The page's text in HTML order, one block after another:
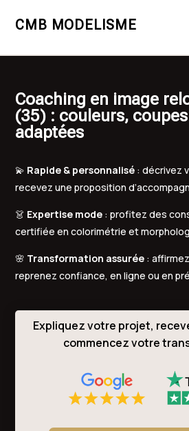
CMB MODELISME
Coaching en image
(35) : couleurs,
adaptées
💫 Rapide & personnalisé : décrivez
recevez une proposition
👗 Expertise mode : profitez des
certifiée en colorimétrie et
🌸 Transformation assurée :
reprenez confiance, en ligne ou en
Expliquez votre projet,
commencez votre